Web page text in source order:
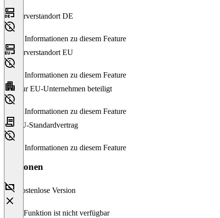
Serverstandort DE
Keine Informationen zu diesem Feature
Serverstandort EU
Keine Informationen zu diesem Feature
Nur EU-Unternehmen beteiligt
Keine Informationen zu diesem Feature
EU-Standardvertrag
Keine Informationen zu diesem Feature
Versionen
Kostenlose Version
Diese Funktion ist nicht verfügbar